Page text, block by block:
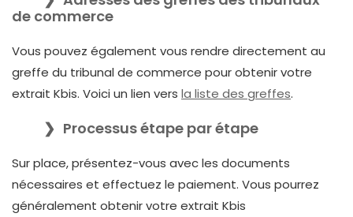
de commerce
Vous pouvez également vous rendre directement au
greffe du tribunal de commerce pour obtenir votre
extrait Kbis. Voici un lien vers la liste des greffes.
Processus étape par étape
Sur place, présentez-vous avec les documents
nécessaires et effectuez le paiement. Vous pourrez
généralement obtenir votre extrait Kbis